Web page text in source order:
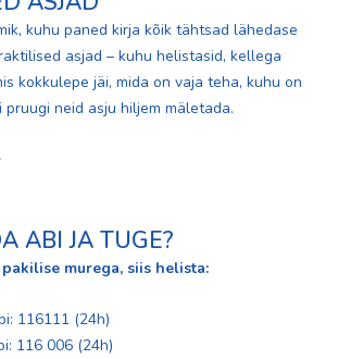
kuhu paned kirja kõik tähtsad lähedase
asjad – kuhu helistasid, kellega
kokkulepe jäi, mida on vaja teha, kuhu on
neid asju hiljem mäletada.
ABI JA TUGE?
murega, siis helista:
116111 (24h)
116 006 (24h)